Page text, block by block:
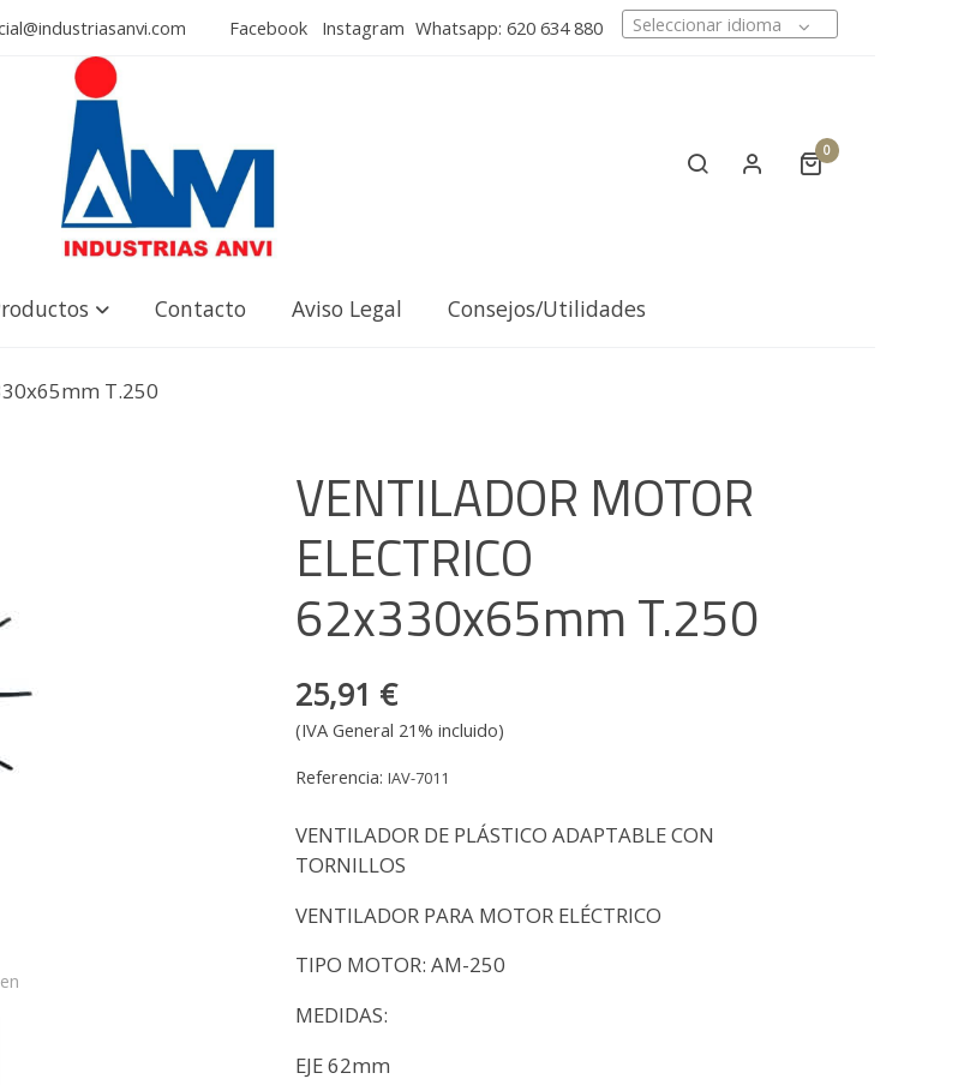
Facebook Instagram Whatsapp: 620 634 880 Seleccionar idioma
0
Contacto Aviso Legal Consejos/Utilidades
T.250
VENTILADOR MOTOR
ELECTRICO
62x330x65mm T.250
25,91 €
(IVA General 21% incluido)
Referencia:IAV-7011
VENTILADOR DE PLÁSTICO ADAPTABLE CON
TORNILLOS
VENTILADOR PARA MOTOR ELÉCTRICO
TIPO MOTOR: AM-250
MEDIDAS:
EJE 62mm